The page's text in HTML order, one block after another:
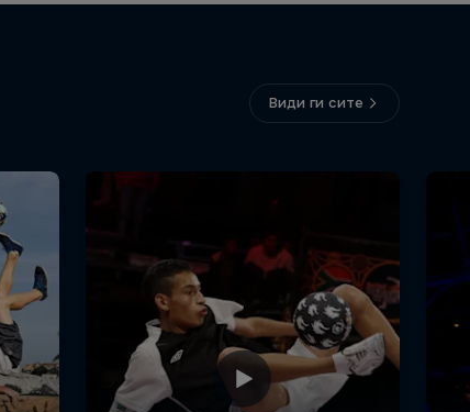
Види ги сите